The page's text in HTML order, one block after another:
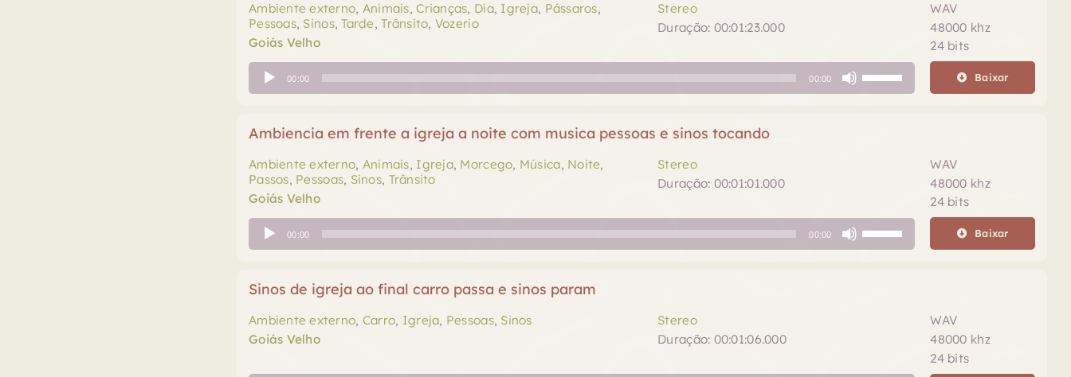
para
aumentar
ou
Ambiente externo, Animais,Crianças, Dia, Igreja, Pássaros,
Pessoas, Sinos,Tarde,Trânsito, Vozerio
Goiás Velho
Stereo
Duração: 00:01:23.000
WAV
48000 khz
24 bits
Tocador
de
00:00 00:00
para
aumentar
ou
Baixar
Ambiencia em frente a igreja a noite com musica pessoas e sinos tocando
Ambiente externo, Animais, Igreja, Morcego, Música, Noite,
Passos, Pessoas, Sinos, Trânsito
Goiás Velho
Stereo
Duração: 00:01:01.000
WAV
48000 khz
24 bits
Tocador
de
00:00 00:00
para
Baixar
Sinos de igreja ao final carro passa e sinos param
Ambiente externo, Carro, Igreja, Pessoas, Sinos
Goiás Velho
Stereo
Duração: 00:01:06.000
WAV
48000 khz
24 bits